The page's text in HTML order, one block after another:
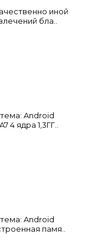
иной
бла..
Android
4 ядра 1,3ГГ..
Android
памя..